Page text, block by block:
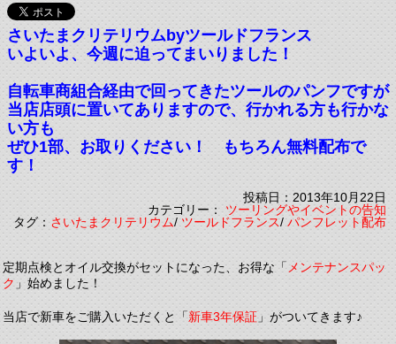
さいたまクリテリウムbyツールドフランス
いよいよ、今週に迫ってまいりました！
自転車商組合経由で回ってきたツールのパンフですが
当店店頭に置いてありますので、行かれる方も行かな
い方も
ぜひ1部、お取りください！ もちろん無料配布で
す！
投稿日：2013年10月22日
カテゴリー：ツーリングやイベントの告知
タグ：さいたまクリテリウム/ツールドフランス/パンフレット配布
定期点検とオイル交換がセットになった、お得な「メンテナンスパッ
ク」始めました！
当店で新車をご購入いただくと「新車3年保証」がついてきます♪